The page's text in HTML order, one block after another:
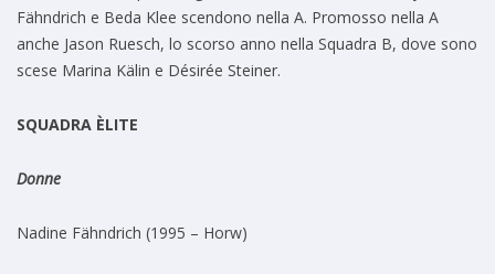
Fähndrich e Beda Klee scendono nella A. Promosso nella A
anche Jason Ruesch, lo scorso anno nella Squadra B, dove sono
scese Marina Kälin e Désirée Steiner.
SQUADRA ÈLITE
Donne
Nadine Fähndrich (1995 – Horw)